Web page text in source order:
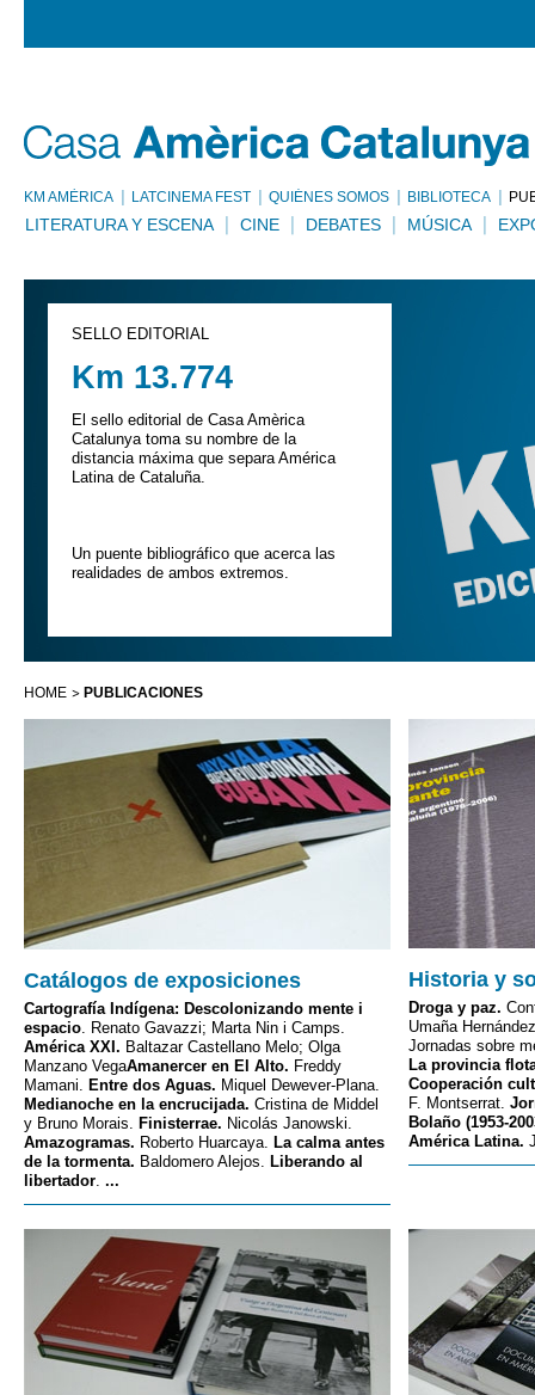
KM AMÈRICA LATCINEMA FEST QUIÉNES SOMOS BIBLIOTECA
LITERATURA Y ESCENA CINE DEBATES MÚSICA
SELLO EDITORIAL
Km 13.774
El sello editorial de Casa Amèrica
Catalunya toma su nombre de la
distancia máxima que separa América
Latina de Cataluña.
Un puente bibliográfico que acerca las
realidades de ambos extremos.
HOME PUBLICACIONES
Catálogos de exposiciones
Cartografía Indígena: Descolonizando mente i
espacio. Renato Gavazzi; Marta Nin i Camps.
América XXI. Baltazar Castellano Melo; Olga
Manzano VegaAmanercer en El Alto. Freddy
Mamani. Entre dos Aguas. Miquel Dewever-Plana.
Medianoche en la encrucijada. Cristina de Middel
y Bruno Morais. Finisterrae. Nicolás Janowski.
Amazogramas. Roberto Huarcaya. La calma antes
de la tormenta. Baldomero Alejos. Liberando al
libertador. ...
Historia y
Droga y paz.
Umaña
Jornadas sobre
La provincia
Cooperación
F. Montserrat.
Bolaño (1953-
América Latina.